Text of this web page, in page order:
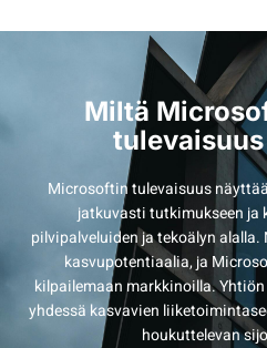
Miltä
Microsoftin tulevaisuus
jatkuvasti tutkimukseen ja
pilvipalveluiden ja tekoälyn
kasvupotentiaalia, ja
kilpailemaan markkinoilla.
yhdessä kasvavien
houkuttelevan